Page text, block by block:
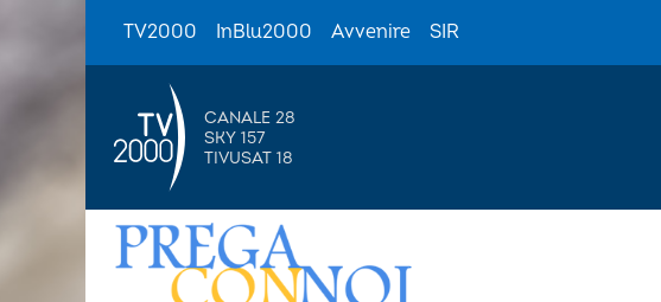
TV2000 InBlu2000 Avvenire SIR
CANALE 28
SKY 157
TIVUSAT 18